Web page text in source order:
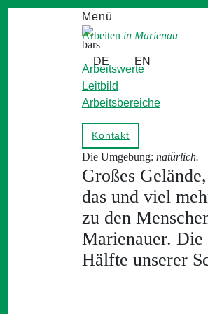
Menü
DE EN
Arbeiten in Marienau
Lebenin Marienau
Arbeitswerte
Leitbild
Arbeitsbereiche
Kontakt
Die Umgebung: natürlich.
Die Umgebung: großzügig!
Großes
das und viel
zu den
Marienauer. Die
Hälfte unserer